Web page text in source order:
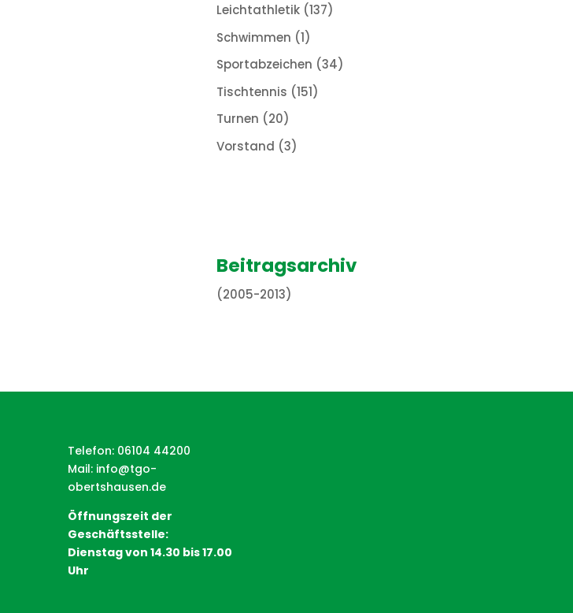
Leichtathletik(137)
Schwimmen (1)
Sportabzeichen (34)
Tischtennis (151)
Turnen (20)
Vorstand (3)
Beitragsarchiv
(2005-2013)
Telefon: 06104 44200
Mail: info@tgo-
obertshausen.de
Öffnungszeit der
Geschäftsstelle:
Dienstag von 14.30 bis 17.00
Uhr